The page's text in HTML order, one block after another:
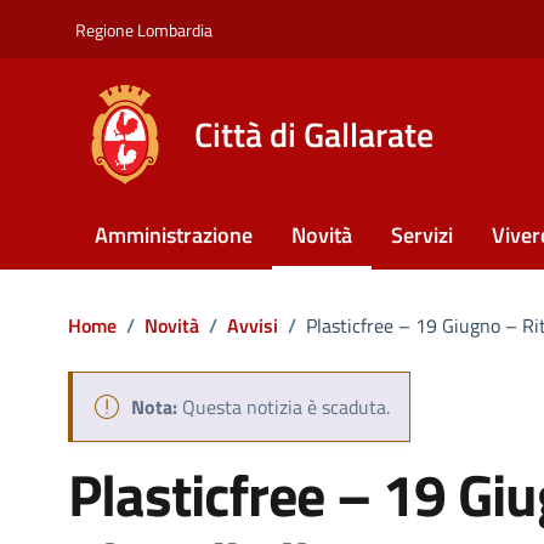
Regione Lombardia
Città di Gallarate
Amministrazione Novità Servizi
Home / Novità / Avvisi / Plasticfree – 19 Giugno –
Nota: Questa notizia è scaduta.
Plasticfree – 19